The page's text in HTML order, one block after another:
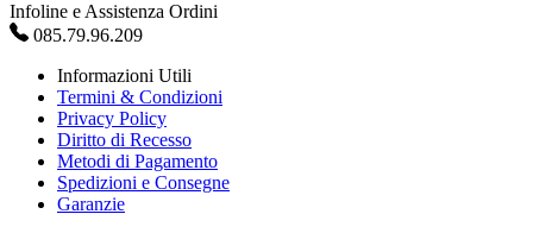
Infoline e Assistenza Ordini
085.79.96.209
Informazioni Utili
Termini & Condizioni
Privacy Policy
Diritto di Recesso
Metodi di Pagamento
Spedizioni e Consegne
Garanzie